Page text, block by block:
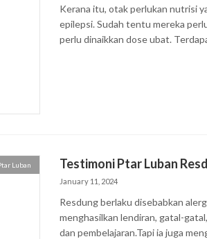
Kerana itu, otak perlukan nutrisi
epilepsi. Sudah tentu mereka
perlu dinaikkan dose ubat.
Luban Testimoni Ptar Luban
January 11, 2024
Resdung berlaku disebabkan
menghasilkan lendiran, gatal-
dan pembelajaran.Tapi ia juga